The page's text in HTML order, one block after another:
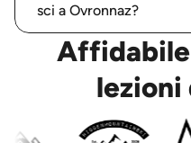
sci a Ovronnaz?
lezioni